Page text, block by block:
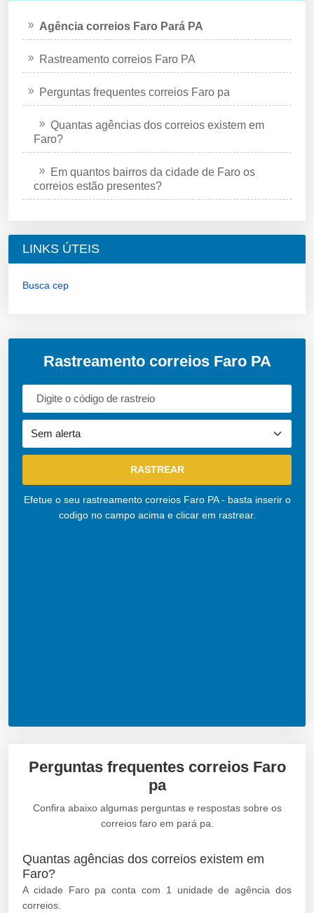
Agência correios Faro Pará PA
Rastreamento correios Faro PA
Perguntas frequentes correios Faro pa
Quantas agências dos correios existem em
Faro?
Em quantos bairros da cidade de Faro os
correios estão presentes?
LINKS ÚTEIS
Busca cep
Rastreamento correios Faro PA
Efetue o seu rastreamento correios Faro PA - basta inserir o
codigo no campo acima e clicar em rastrear.
Perguntas frequentes correios Faro
pa
Confira abaixo algumas perguntas e respostas sobre os
correios faro em pará pa.
Quantas agências dos correios existem em
Faro?
A cidade Faro pa conta com 1 unidade de agência dos
correios.